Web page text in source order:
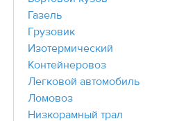
Газель
Грузовик
Изотермический
Контейнеровоз
Легковой автомобиль
Ломовоз
Низкорамный трал